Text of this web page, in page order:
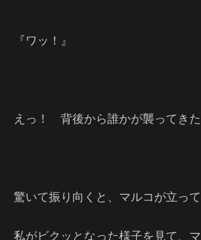
『ワッ！』
えっ！ 背後から誰かが襲ってきた
驚いて振り向くと、マルコが立って
私がビクッとなった様子を見て、